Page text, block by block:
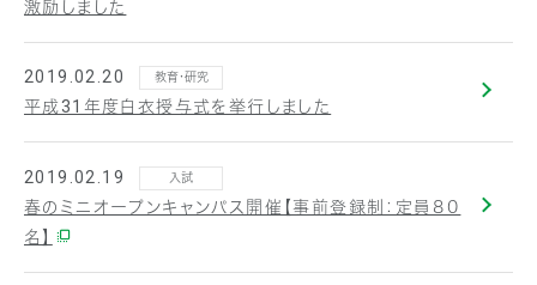
激励しました
2019.02.20 教育・研究
平成31年度白衣授与式を挙行しました
2019.02.19 入試
春のミニオープンキャンパス開催【事前登録制：定員８０
名】